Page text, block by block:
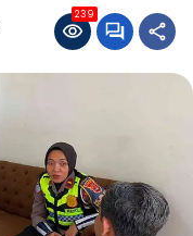
239